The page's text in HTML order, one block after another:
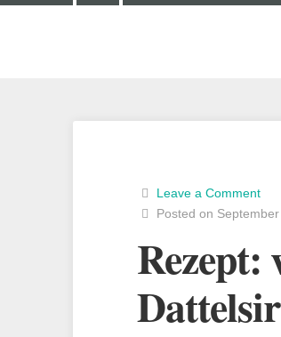
Leave a Comment
Posted on
Rezept: